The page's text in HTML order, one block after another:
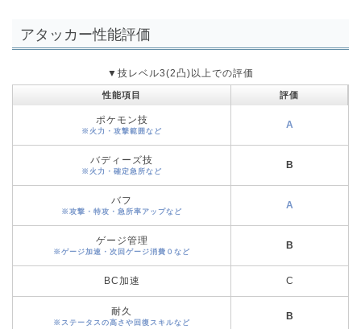
アタッカー性能評価
▼技レベル3(2凸)以上での評価
性能項目 評価
ポケモン技
※火力・攻撃範囲など
A
バディーズ技
※火力・確定急所など
B
バフ
※攻撃・特攻・急所率アップなど
A
ゲージ管理
※ゲージ加速・次回ゲージ消費０など
B
BC加速 C
耐久
※ステータスの高さや回復スキルなど
B